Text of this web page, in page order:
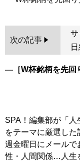
次の記事
サ
―［W杯銘柄を先回
SPA！編集部が「人
をテーマに厳選し
週金曜日にメールで
性・人間関係…人生